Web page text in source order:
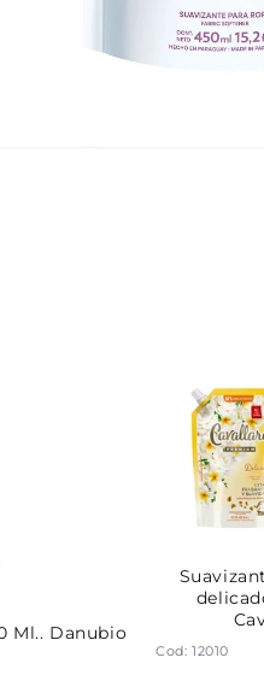
Ml.. Danubio
Cod: 12010